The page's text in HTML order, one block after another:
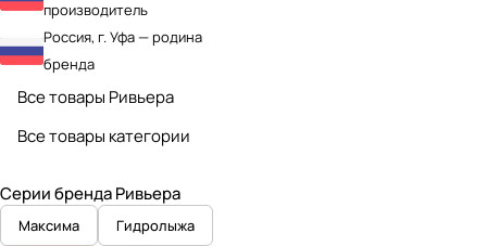
производитель
Россия, г. Уфа — родина
бренда
Все товары Ривьера
Все товары категории
Серии бренда Ривьера
Максима Гидролыжа